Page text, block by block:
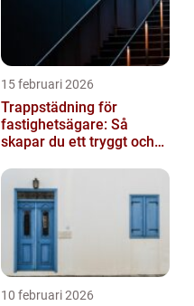
15 februari 2026
Trappstädning för
fastighetsägare: Så
skapar du ett tryggt och
Stockholm
10 februari 2026